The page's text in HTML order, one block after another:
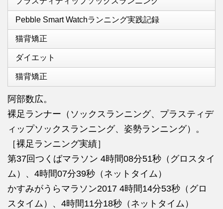
Pebble Smart Watchランニング実践記録
猫背矯正
ダイエット
猫背矯正
阿部数広。
裸足ランナー（ソックスランニング、プラスティデ
ィップソックスランニング、姿勢ランニング）。
［裸足ランニング実績］
第37回つくばマラソン 4時間08分51秒（グロスタイ
ム）、4時間07分39秒（ネットタイム）
かすみがうらマラソン2017 4時間14分53秒（グロ
スタイム）、4時間11分18秒（ネットタイム）